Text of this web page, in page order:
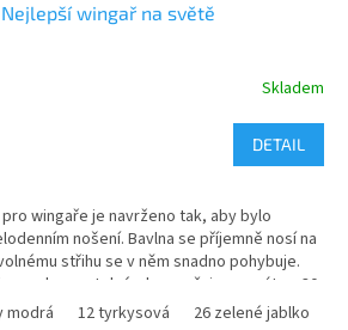
wingař na světě
Skladem
DETAIL
wingaře je navrženo tak, aby bylo
nošení. Bavlna se příjemně nosí na
střihu se v něm snadno pohybuje.
je snadno pratelné, doporučuje se prát na 30
barvy a potisk. Materiál se po vyprání
modrá 12 tyrkysová 26 zelené jablko